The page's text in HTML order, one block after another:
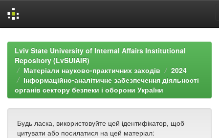
navigationLviv State University of Internal Affairs Institutional
Repository (LvSUIAIR)
Матеріали науково-практичних заходів
2024
Інформаційно-аналітичне забезпечення діяльності
органів сектору безпеки і оборони України
Будь ласка, використовуйте цей ідентифікатор, щоб
цитувати або посилатися на цей матеріал: